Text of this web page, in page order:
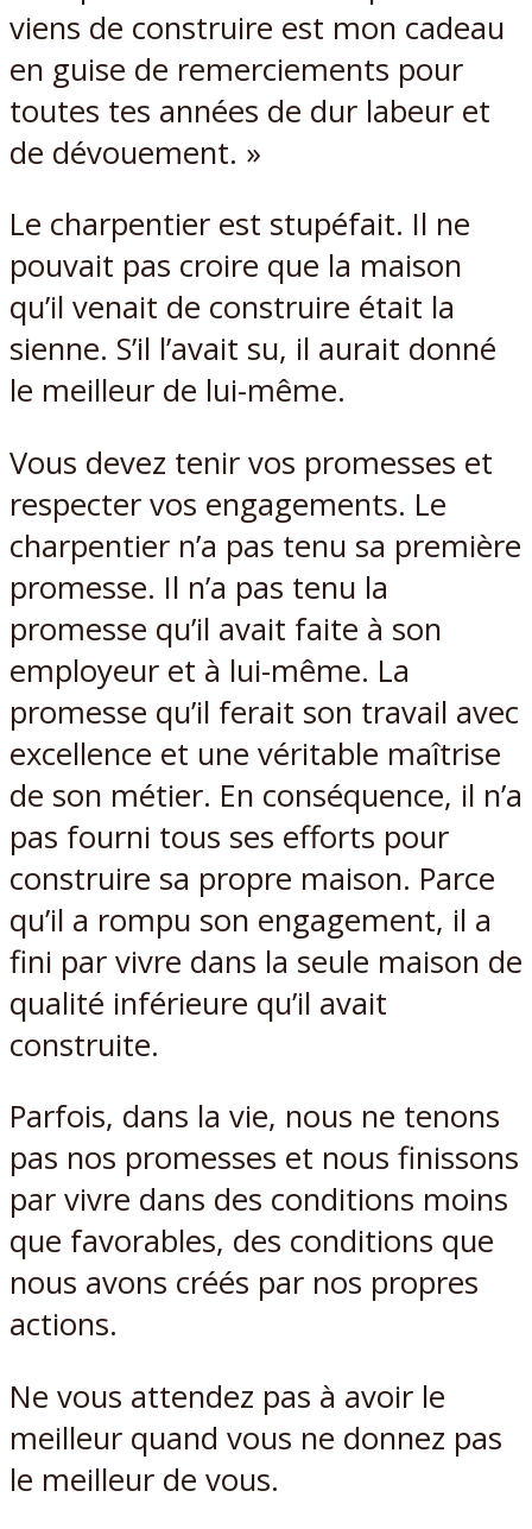
viens de construire est mon cadeau
en guise de remerciements pour
toutes tes années de dur labeur et
de dévouement. »
Le charpentier est stupéfait. Il ne
pouvait pas croire que la maison
qu’il venait de construire était la
sienne. S’il l’avait su, il aurait donné
le meilleur de lui-même.
Vous devez tenir vos promesses et
respecter vos engagements. Le
charpentier n’a pas tenu sa première
promesse. Il n’a pas tenu la
promesse qu’il avait faite à son
employeur et à lui-même. La
promesse qu’il ferait son travail avec
excellence et une véritable maîtrise
de son métier. En conséquence, il n’a
pas fourni tous ses efforts pour
construire sa propre maison. Parce
qu’il a rompu son engagement, il a
fini par vivre dans la seule maison de
qualité inférieure qu’il avait
construite.
Parfois, dans la vie, nous ne tenons
pas nos promesses et nous finissons
par vivre dans des conditions moins
que favorables, des conditions que
nous avons créés par nos propres
actions.
Ne vous attendez pas à avoir le
meilleur quand vous ne donnez pas
le meilleur de vous.